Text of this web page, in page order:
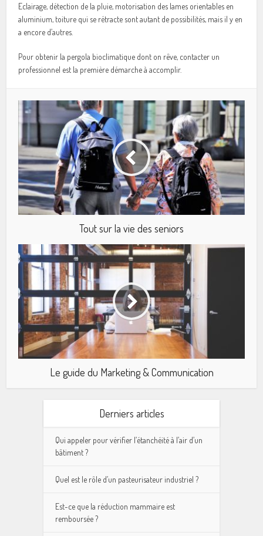
Eclairage, détection de la pluie, motorisation des lames orientables en
aluminium, toiture qui se rétracte sont autant de possibilités, mais il y en
a encore d’autres.
Pour obtenir la pergola bioclimatique dont on rêve, contacter un
professionnel est la première démarche à accomplir.
Tout sur la vie des seniors
Le guide du Marketing & Communication
Derniers articles
Qui appeler pour vérifier l’étanchéité à l’air d’un
bâtiment ?
Quel est le rôle d’un pasteurisateur industriel ?
Est-ce que la réduction mammaire est
remboursée ?